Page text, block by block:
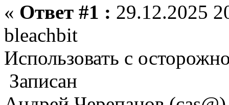
« Ответ #1 : 29.12.2025
bleachbit
Использовать с
Записан